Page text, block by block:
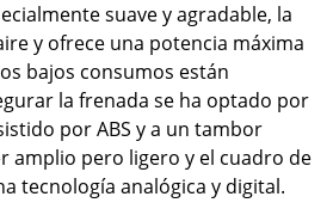
suave y agradable, la
y ofrece una potencia máxima
bajos consumos están
la frenada se ha optado por
por ABS y a un tambor
amplio pero ligero y el cuadro de
tecnología analógica y digital.